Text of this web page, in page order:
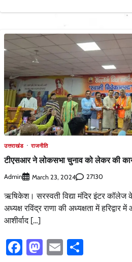
उत्तराखंड राजनीति
टीएसआर ने लोकसभा चुनाव को लेकर की
Admin March 23, 2024 27130
ऋषिकेश। सरस्वती विद्या मंदिर इंटर कॉलेज
अध्यक्ष रविंद्र राणा की अध्यक्षता में हरिद्वार
आशीर्वाद […]
Facebook
Mastodon
Email